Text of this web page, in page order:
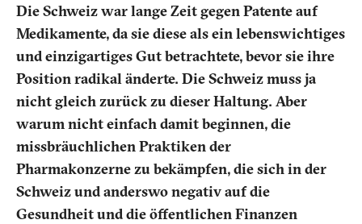
Die Schweiz war lange Zeit gegen Patente auf
Medikamente, da sie diese als ein lebenswichtiges
und einzigartiges Gut betrachtete, bevor sie ihre
Position radikal änderte. Die Schweiz muss ja
nicht gleich zurück zu dieser Haltung. Aber
warum nicht einfach damit beginnen, die
missbräuchlichen Praktiken der
Pharmakonzerne zu bekämpfen, die sich in der
Schweiz und anderswo negativ auf die
Gesundheit und die öffentlichen Finanzen